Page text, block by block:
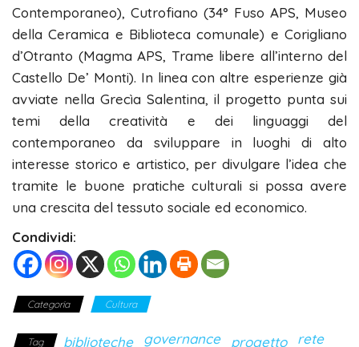
Contemporaneo), Cutrofiano (34° Fuso APS, Museo
della Ceramica e Biblioteca comunale) e Corigliano
d’Otranto (Magma APS, Trame libere all’interno del
Castello De’ Monti). In linea con altre esperienze già
avviate nella Grecìa Salentina, il progetto punta sui
temi della creatività e dei linguaggi del
contemporaneo da sviluppare in luoghi di alto
interesse storico e artistico, per divulgare l’idea che
tramite le buone pratiche culturali si possa avere
una crescita del tessuto sociale ed economico.
Condividi:
Categoria Cultura
Tag biblioteche governance progetto rete